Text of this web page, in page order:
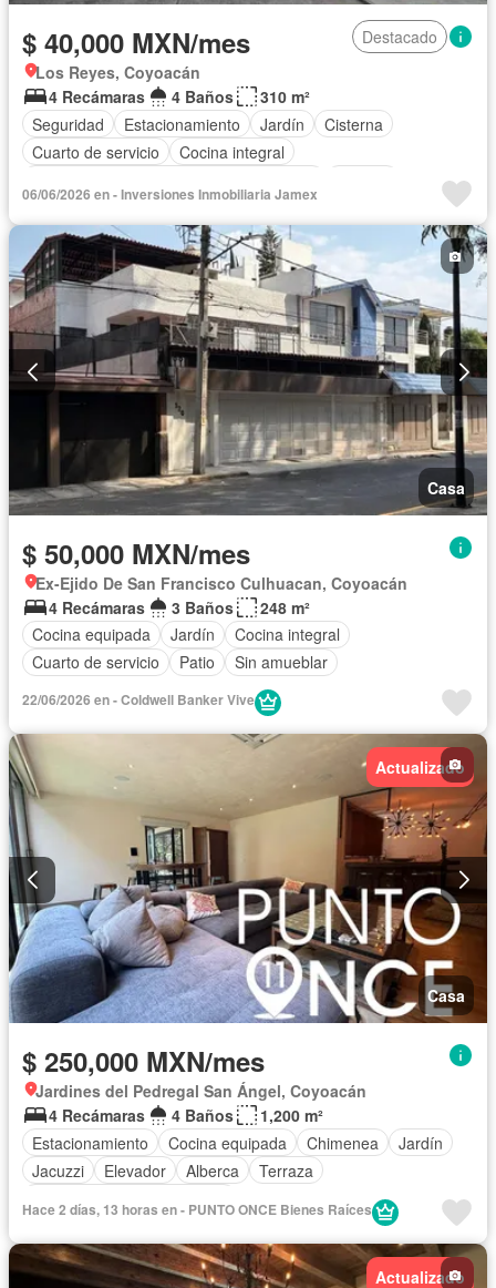
$ 40,000 MXN/mes
Destacado
Los Reyes, Coyoacán
4 Recámaras
4 Baños
310 m²
Seguridad
Estacionamiento Jardín
Cisterna
Cuarto de servicio
Cocina integral
Cocina equipada
Electricidad
Circuito cerrado de televisión
Aire acondicionado
Cuarto de Limpieza
Gas natural Calefacción
Agua
Televisión por cable
Zonas verdes
Bodega
Recámara con closet
Wifi Conserje
Terraza
Permite mascotas
Solo familias
Completamente amueblado
06/06/2026 en - Inversiones Inmobiliaria Jamex
Casa
$ 50,000 MXN/mes
Ex-Ejido De San Francisco Culhuacan, Coyoacán
4 Recámaras
3 Baños
248 m²
Cocina equipada
Jardín
Cocina integral
Cuarto de servicio
Patio Sin amueblar
22/06/2026 en - Coldwell Banker Vive
Actualizado
Casa
$ 250,000 MXN/mes
Jardines del Pedregal San Ángel, Coyoacán
4 Recámaras
4 Baños
1,200 m²
Estacionamiento
Cocina equipada Chimenea
Jardín
Jacuzzi
Elevador Alberca
Terraza
Hace 2 días, 13 horas en - PUNTO ONCE Bienes Raíces
Actualizado